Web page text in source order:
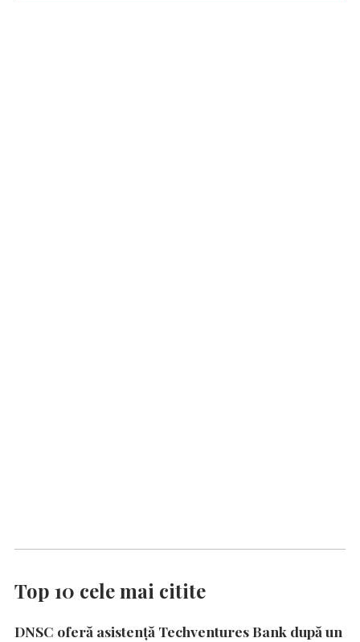
Top 10 cele mai citite
DNSC oferă asistență Techventures Bank după un